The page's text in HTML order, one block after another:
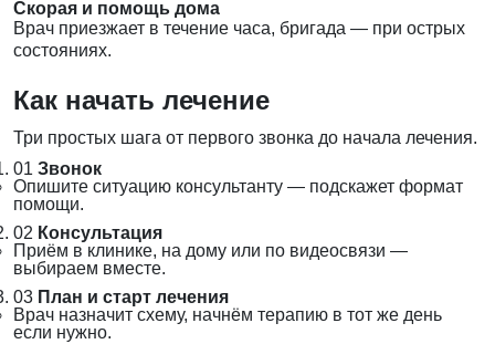
Скорая и помощь дома
Врач приезжает в течение часа, бригада — при острых
состояниях.
Как начать лечение
Три простых шага от первого звонка до начала лечения.
01 Звонок
Опишите ситуацию консультанту — подскажет формат
помощи.
02 Консультация
Приём в клинике, на дому или по видеосвязи —
выбираем вместе.
03 План и старт лечения
Врач назначит схему, начнём терапию в тот же день
если нужно.